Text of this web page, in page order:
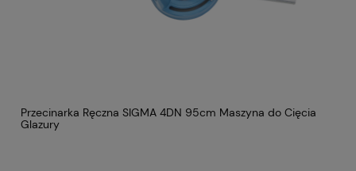
Przecinarka Ręczna SIGMA 4DN 95cm Maszyna do Cięcia
Glazury